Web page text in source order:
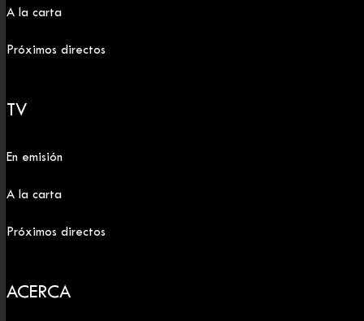
A la carta
Próximos directos
TV
En emisión
A la carta
Próximos directos
ACERCA